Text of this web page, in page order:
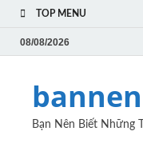
TOP MENU
08/08/2026
Bạn Nên Biết Những